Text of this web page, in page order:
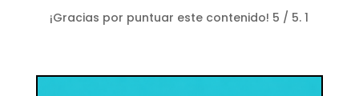
¡Gracias por puntuar este contenido! 5 / 5.1